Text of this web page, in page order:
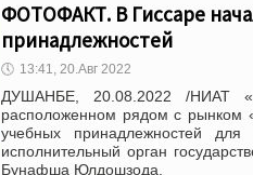
ФОТОФАКТ. В Гиссаре
принадлежностей
🕔 13:41, 20.Авг 2022
ДУШАНБЕ, 20.08.2022 /НИАТ
расположенном рядом с рынком
учебных принадлежностей
исполнительный орган
Бунафша Юлдошзода,